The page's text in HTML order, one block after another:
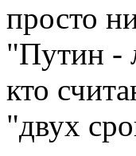
просто
"Путин -
кто
"двух